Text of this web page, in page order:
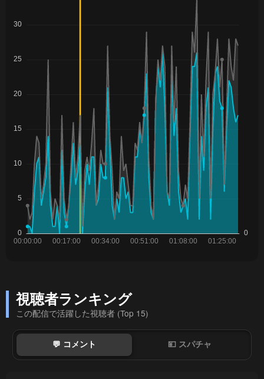
視聴者ランキング
この配信で活躍した視聴者 (Top 15)
💬 コメント 💴 スパチャ